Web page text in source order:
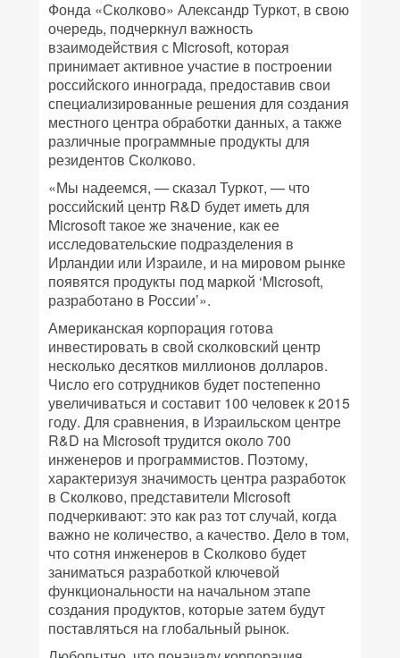
Фонда «Сколково» Александр Туркот, в свою
очередь, подчеркнул важность
взаимодействия с Microsoft, которая
принимает активное участие в построении
российского иннограда, предоставив свои
специализированные решения для создания
местного центра обработки данных, а также
различные программные продукты для
резидентов Сколково.
«Мы надеемся, — сказал Туркот, — что
российский центр R&D будет иметь для
Microsoft такое же значение, как ее
исследовательские подразделения в
Ирландии или Израиле, и на мировом рынке
появятся продукты под маркой ‘Microsoft,
разработано в России’».
Американская корпорация готова
инвестировать в свой сколковский центр
несколько десятков миллионов долларов.
Число его сотрудников будет постепенно
увеличиваться и составит 100 человек к 2015
году. Для сравнения, в Израильском центре
R&D на Microsoft трудится около 700
инженеров и программистов. Поэтому,
характеризуя значимость центра разработок
в Сколково, представители Microsoft
подчеркивают: это как раз тот случай, когда
важно не количество, а качество. Дело в том,
что сотня инженеров в Сколково будет
заниматься разработкой ключевой
функциональности на начальном этапе
создания продуктов, которые затем будут
поставляться на глобальный рынок.